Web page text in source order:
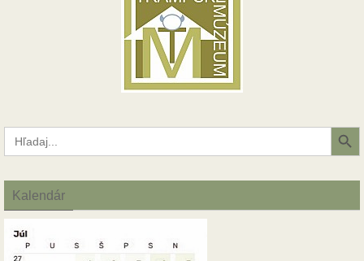
Search
for:
Search Button
Kalendár